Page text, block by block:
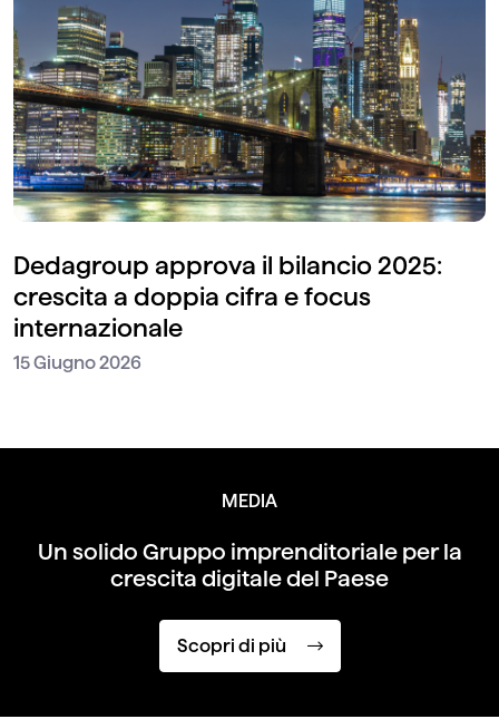
Dedagroup approva il bilancio 2025:
crescita a doppia cifra e focus
internazionale
15 Giugno 2026
MEDIA
Un solido Gruppo imprenditoriale perla
crescita digitale del Paese
Scopri di più